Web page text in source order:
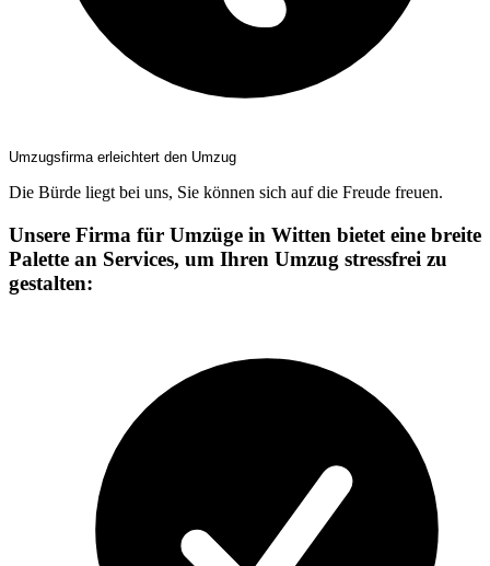
Umzugsfirma erleichtert den Umzug
Die Bürde liegt bei uns, Sie können sich auf die Freude freuen.
Unsere Firma für Umzüge in Witten bietet eine breite
Palette an Services, um Ihren Umzug stressfrei zu
gestalten: